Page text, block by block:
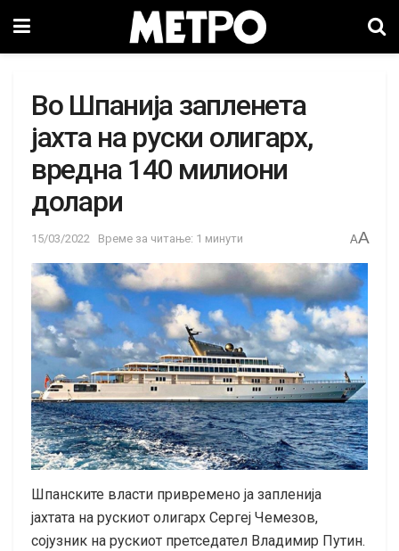
Во Шпанија запленета
јахта на руски олигарх,
вредна 140 милиони
долари
15/03/2022 Време за читање: 1 минути AA
Шпанските власти привремено ја запленија
јахтата на рускиот олигарх Сергеј Чемезов,
сојузник на рускиот претседател Владимир Путин.